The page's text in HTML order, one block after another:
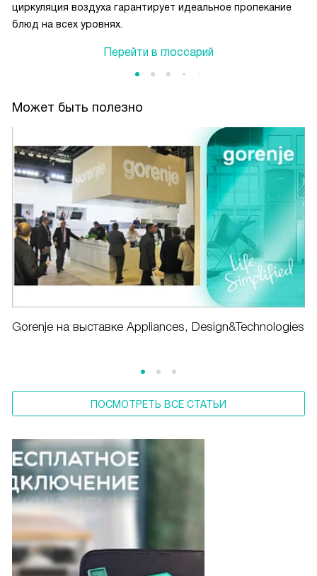
циркуляция воздуха гарантирует идеальное пропекание
блюд на всех уровнях.
Перейти в глоссарий
Может быть полезно
Gorenje на выставке Appliances, Design&Technologies
ПОСМОТРЕТЬ ВСЕ СТАТЬИ